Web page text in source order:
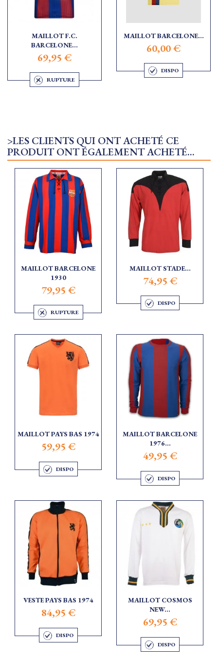
MAILLOT F.C.
BARCELONE...
69,95 €
RUPTURE
MAILLOT BARCELONE...
60,00 €
DISPO
>LES CLIENTS QUI ONT ACHETÉ CE
PRODUIT ONT ÉGALEMENT ACHETÉ...
MAILLOT BARCELONE
1930
79,95 €
RUPTURE
MAILLOT STADE...
74,95 €
DISPO
MAILLOT PAYS BAS 1974
59,95 €
DISPO
MAILLOT BARCELONE
1976...
49,95 €
DISPO
VESTE PAYS BAS 1974
84,95 €
DISPO
MAILLOT COSMOS
NEW...
69,95 €
DISPO